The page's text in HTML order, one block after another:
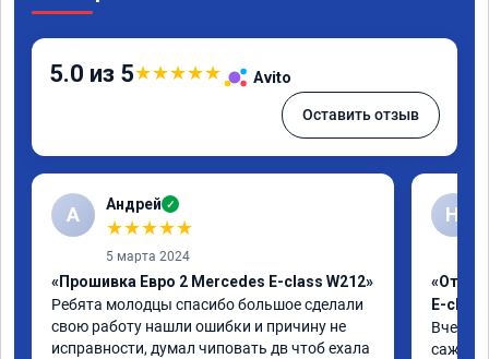
5.0 из 5★★★★★ Avito
Оставить отзыв
А Андрей ✓
★★★★★
5 марта 2024
«Прошивка Евро 2 Mercedes E-class W212»
Ребята молодцы спасибо большое сделали
свою работу нашли ошибки и причину не
исправности, думал чиповать дв чтоб ехала
Н
E-class
Вчера